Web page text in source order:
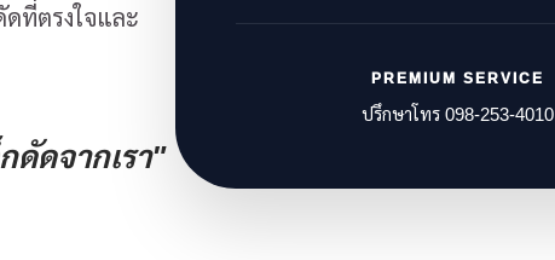
ที่ตรงใจและ
ดจากเรา"
PREMIUM SERVICE
ปรึกษาโทร 098-253-4010